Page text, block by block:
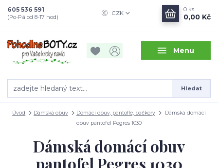
Menu
CZK
Hledat
605 536 591
(Po-Pá od 8-17 hod)
0 ks
0,00 Kč
Úvod Dámská obuv Domácí obuv, pantofle, bačkory
Dámská domácí
obuv pantofel Pegres 1030
Dámská domácí obuv
pantofel Pegres 1030